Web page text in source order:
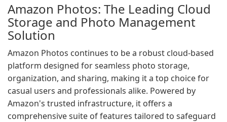
Amazon Photos: The Leading Cloud
Storage and Photo Management
Solution
Amazon Photos continues to be a robust cloud-based
platform designed for seamless photo storage,
organization, and sharing, making it a top choice for
casual users and professionals alike. Powered by
Amazon's trusted infrastructure, it offers a
comprehensive suite of features tailored to safeguard